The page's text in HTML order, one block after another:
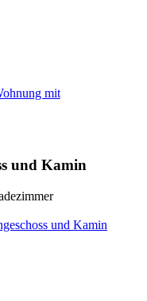
mit
und Kamin
und Kamin